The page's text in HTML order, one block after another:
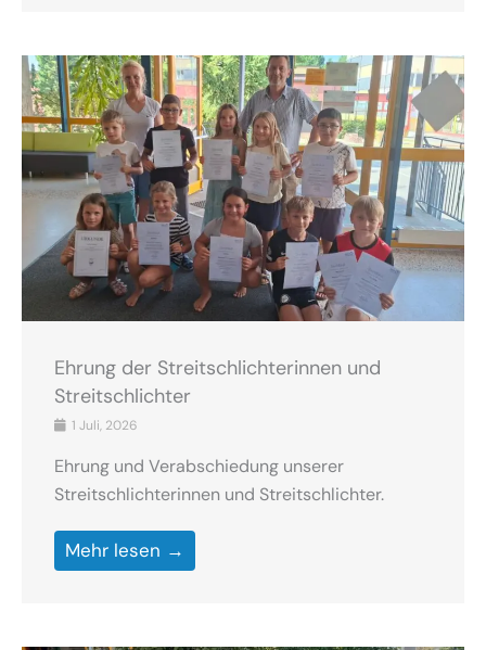
Ehrung der Streitschlichterinnen und
Streitschlichter
1 Juli, 2026
Ehrung und Verabschiedung unserer
Streitschlichterinnen und Streitschlichter.
Mehr lesen →